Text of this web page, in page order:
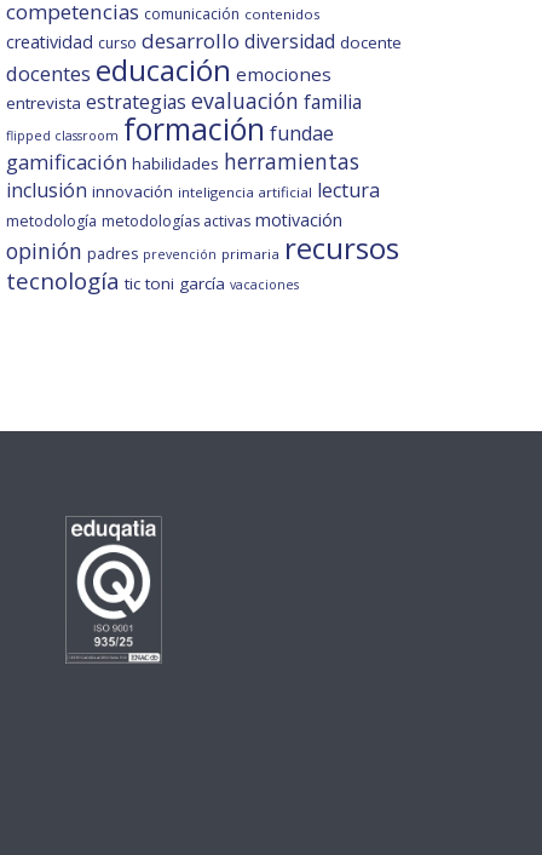
competencias comunicación contenidos
creatividad curso desarrollo diversidad docente
docentes educación emociones
entrevista estrategias evaluación familia
flipped classroom formación fundae
gamificación habilidades herramientas
inclusión innovación inteligencia artificial lectura
metodología metodologías activas motivación
opinión padres prevención primaria recursos
tecnología tic toni garcía vacaciones